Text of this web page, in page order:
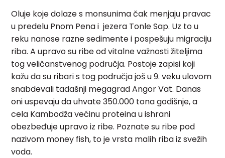
Oluje koje dolaze s monsunima čak menjaju pravac
u predelu Pnom Pena i jezera Tonle Sap. Uz to u
reku nanose razne sedimente i pospešuju migraciju
riba. A upravo su ribe od vitalne važnosti žiteljima
tog veličanstvenog područja. Postoje zapisi koji
kažu da su ribari s tog područja još u 9. veku ulovom
snabdevali tadašnji megagrad Angor Vat. Danas
oni uspevaju da uhvate 350.000 tona godišnje, a
cela Kambodža većinu proteina u ishrani
obezbeđuje upravo iz ribe. Poznate su ribe pod
nazivom money fish, to je vrsta malih riba iz svežih
voda.